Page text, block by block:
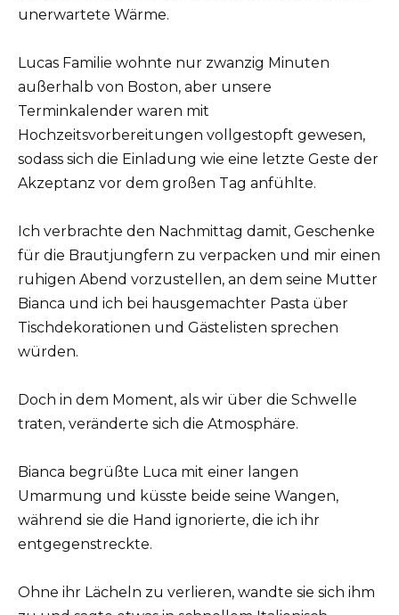
unerwartete Wärme.
Lucas Familie wohnte nur zwanzig Minuten
außerhalb von Boston, aber unsere
Terminkalender waren mit
Hochzeitsvorbereitungen vollgestopft gewesen,
sodass sich die Einladung wie eine letzte Geste der
Akzeptanz vor dem großen Tag anfühlte.
Ich verbrachte den Nachmittag damit, Geschenke
für die Brautjungfern zu verpacken und mir einen
ruhigen Abend vorzustellen, an dem seine Mutter
Bianca und ich bei hausgemachter Pasta über
Tischdekorationen und Gästelisten sprechen
würden.
Doch in dem Moment, als wir über die Schwelle
traten, veränderte sich die Atmosphäre.
Bianca begrüßte Luca mit einer langen
Umarmung und küsste beide seine Wangen,
während sie die Hand ignorierte, die ich ihr
entgegenstreckte.
Ohne ihr Lächeln zu verlieren, wandte sie sich ihm